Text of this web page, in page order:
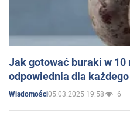
Jak gotować buraki w
odpowiednia dla każdego
Wiadomości05.03.2025 19:58 6